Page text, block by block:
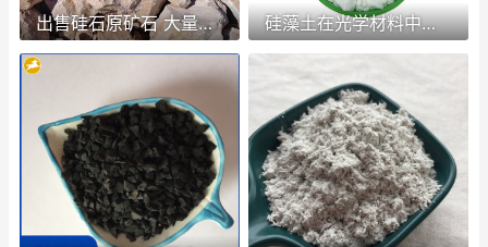
出售硅石原矿石 大量供应硅石原矿石 硅藻土在光学材料中有何作用